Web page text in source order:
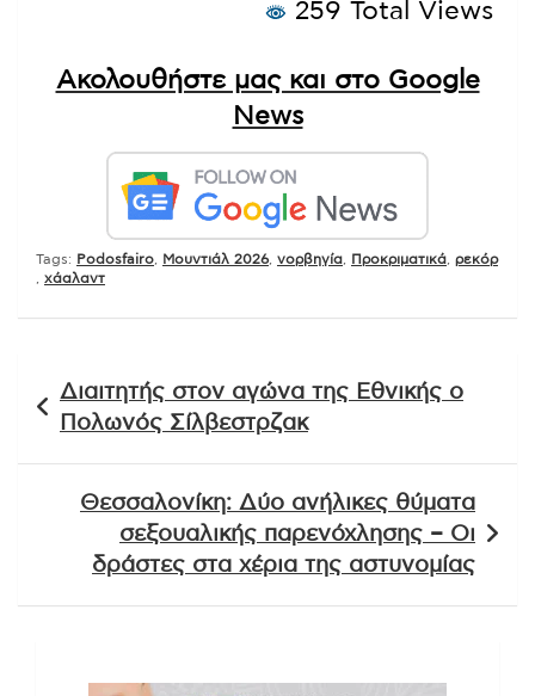
259 Total Views
Ακολουθήστε μας και στο Google
News
Tags: Podosfairo Μουντιάλ 2026, νορβηγία Προκριματικά ρεκόρ
χάαλαντ
άρθρων
Διαιτητής στον αγώνα της Εθνικής ο
Πολωνός Σίλβεστρζακ
Θεσσαλονίκη: Δύο ανήλικες θύματα
σεξουαλικής παρενόχλησης – Οι
δράστες στα χέρια της αστυνομίας